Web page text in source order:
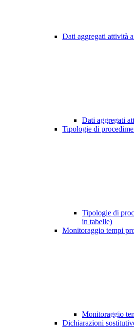
Dati aggregati attività
Dati aggregati
Tipologie di
Tipologie di
in tabelle)
Monitoraggio tempi
Monitoraggio
Dichiarazioni